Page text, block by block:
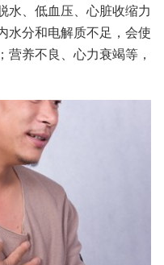
水、低血压、心脏收缩力
水分和电解质不足，会使
营养不良、心力衰竭等，